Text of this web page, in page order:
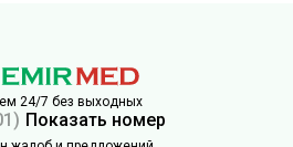
24/7 без выходных
Показать номер